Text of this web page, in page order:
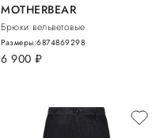
MOTHERBEAR
Брюки вельветовые
6 900 руб.
Размеры:6874869298